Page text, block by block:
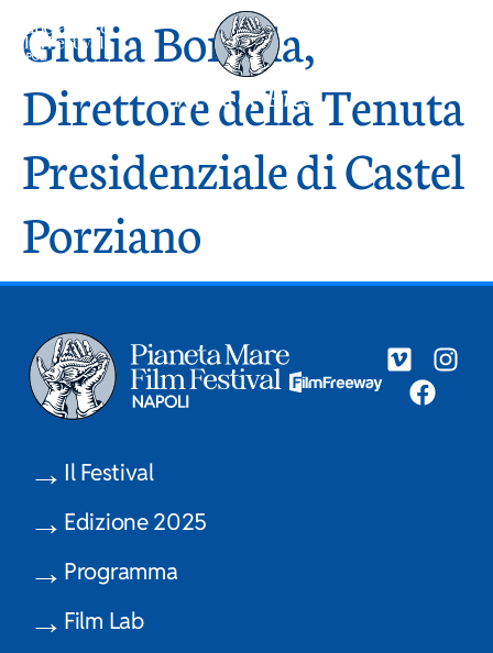
News & Press
Giulia Bonella,
Direttore della Tenuta
Presidenziale di Castel
Porziano
Il Festival
Edizione 2025
Programma
Film Lab